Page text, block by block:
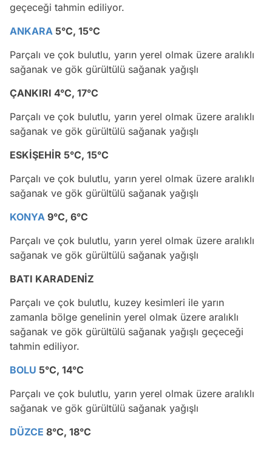
geçeceği tahmin ediliyor.
ANKARA 5°C, 15°C
Parçalı ve çok bulutlu, yarın yerel olmak üzere aralıklı
sağanak ve gök gürültülü sağanak yağışlı
ÇANKIRI 4°C, 17°C
Parçalı ve çok bulutlu, yarın yerel olmak üzere aralıklı
sağanak ve gök gürültülü sağanak yağışlı
ESKİŞEHİR 5°C, 15°C
Parçalı ve çok bulutlu, yarın yerel olmak üzere aralıklı
sağanak ve gök gürültülü sağanak yağışlı
KONYA 9°C, 6°C
Parçalı ve çok bulutlu, yarın yerel olmak üzere aralıklı
sağanak ve gök gürültülü sağanak yağışlı
BATI KARADENİZ
Parçalı ve çok bulutlu, kuzey kesimleri ile yarın
zamanla bölge genelinin yerel olmak üzere aralıklı
sağanak ve gök gürültülü sağanak yağışlı geçeceği
tahmin ediliyor.
BOLU 5°C, 14°C
Parçalı ve çok bulutlu, yarın yerel olmak üzere aralıklı
sağanak ve gök gürültülü sağanak yağışlı
DÜZCE 8°C, 18°C